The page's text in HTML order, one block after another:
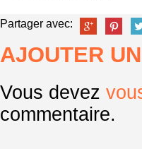
Partager avec:
AJOUTER UN
Vous devez
commentaire.